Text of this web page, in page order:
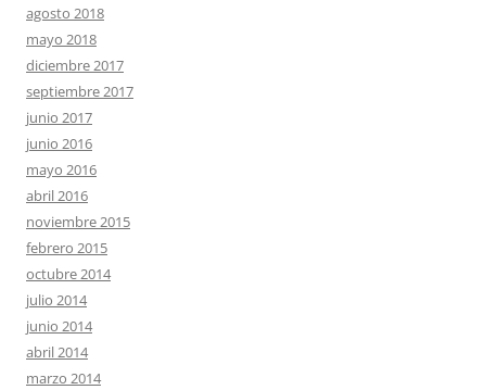
agosto 2018
mayo 2018
diciembre 2017
septiembre 2017
junio 2017
junio 2016
mayo 2016
abril 2016
noviembre 2015
febrero 2015
octubre 2014
julio 2014
junio 2014
abril 2014
marzo 2014